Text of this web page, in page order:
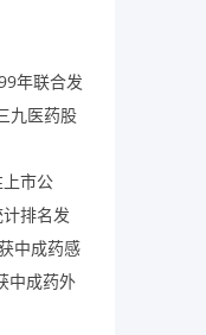
年联合发
九医药股
市公
排名发
中成药感
中成药外